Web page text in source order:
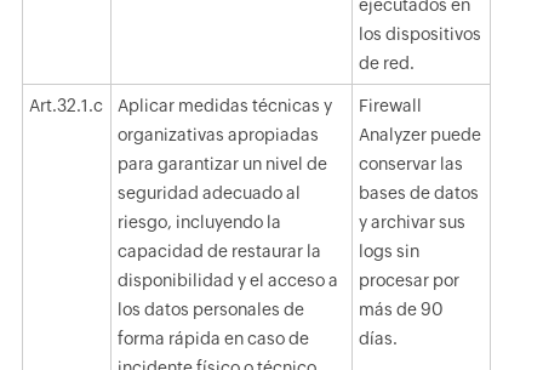
ejecutados en
los dispositivos
de red.
Art.32.1.c
Aplicar medidas técnicas y
organizativas apropiadas
para garantizar un nivel de
seguridad adecuado al
riesgo, incluyendo la
capacidad de restaurar la
disponibilidad y el acceso a
los datos personales de
forma rápida en caso de
Firewall
Analyzer puede
conservar las
bases de datos
y archivar sus
logs sin
procesar por
más de 90
días.